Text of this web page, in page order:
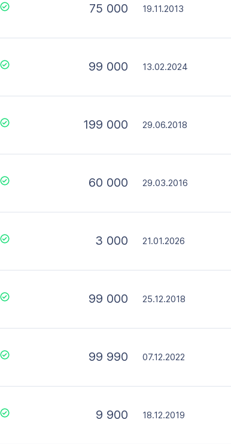
75 000 19.11.2013
99 000 13.02.2024
199 000 29.06.2018
60 000 29.03.2016
3 000 21.01.2026
99 000 25.12.2018
99 990 07.12.2022
9 900 18.12.2019